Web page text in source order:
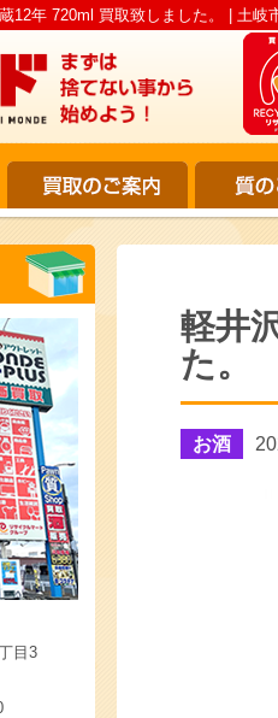
12年 720ml 買取致しました。 | 土岐
軽井
た。
お酒
目3